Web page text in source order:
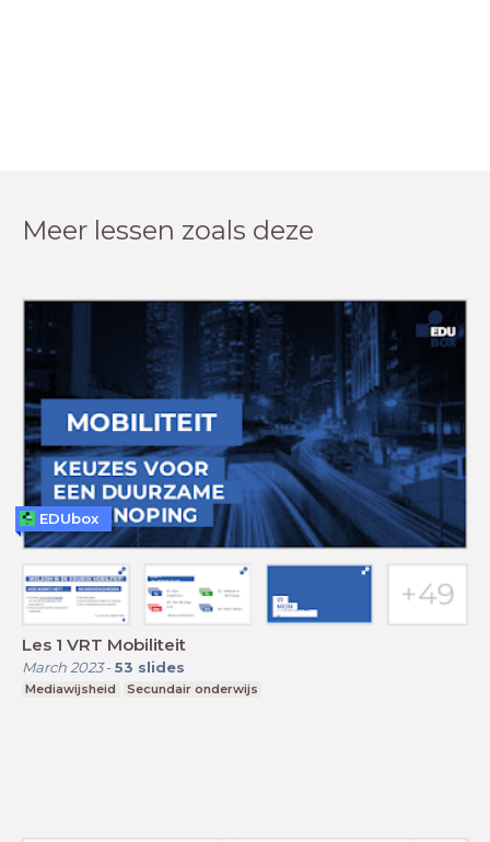
Meer lessen zoals deze
Les 1 VRT Mobiliteit
March 2023- 53 slides
Mediawijsheid Secundair onderwijs
EDUbox